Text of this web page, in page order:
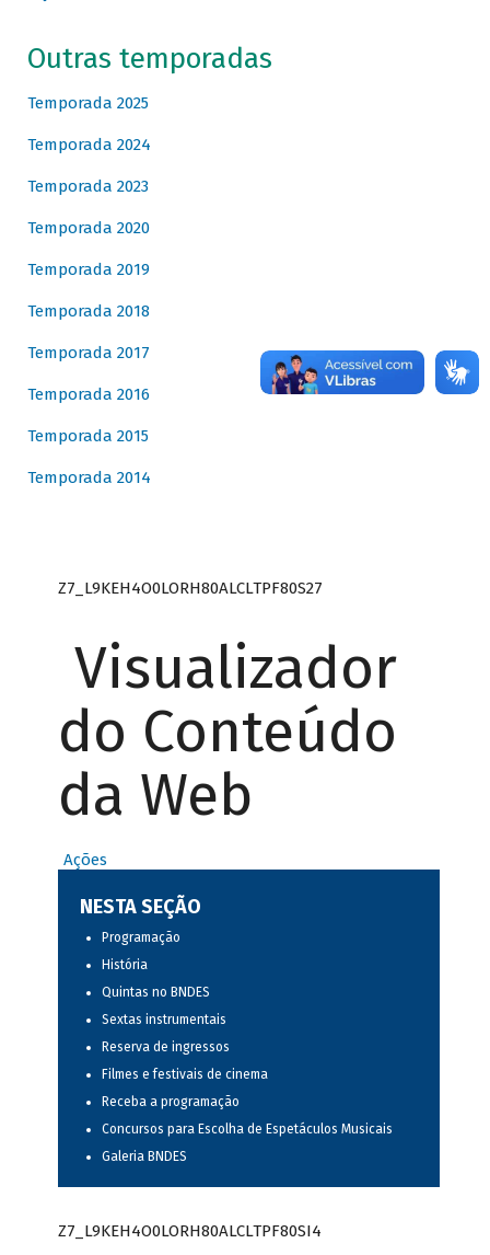
Outras temporadas
Temporada 2025
Temporada 2024
Temporada 2023
Temporada 2020
Temporada 2019
Temporada 2018
Temporada 2017
Temporada 2016
Temporada 2015
Temporada 2014
Z7_L9KEH4O0LORH80ALCLTPF80S27
Visualizador
do Conteúdo
da Web
Ações
NESTA SEÇÃO
Programação
História
Quintas no BNDES
Sextas instrumentais
Reserva de ingressos
Filmes e festivais de cinema
Receba a programação
Concursos para Escolha de Espetáculos Musicais
Galeria BNDES
Z7_L9KEH4O0LORH80ALCLTPF80SI4